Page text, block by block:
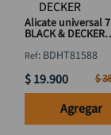
Alicate universal
BLACK & DECKER
: BDHT81588
$ 19.900 $38
Agregar